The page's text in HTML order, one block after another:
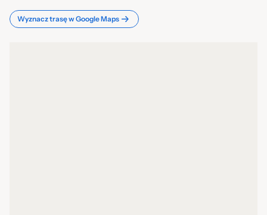
Wyznacz trasę w Google Maps